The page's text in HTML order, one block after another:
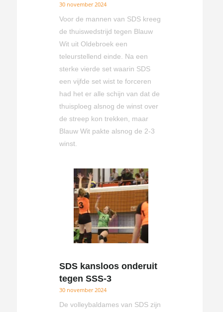
30 november 2024
Voor de mannen van SDS kreeg
de thuiswedstrijd tegen Blauw
Wit uit Oldebroek een
teleurstellend einde. Na een
sterke vierde set waarin SDS
een vijfde set wist te forceren
had het er alle schijn van dat de
thuisploeg alsnog de winst over
de streep kon trekken, maar
Blauw Wit pakte alsnog de 2-3
winst.
SDS kansloos onderuit
tegen SSS-3
30 november 2024
De volleybaldames van SDS zijn